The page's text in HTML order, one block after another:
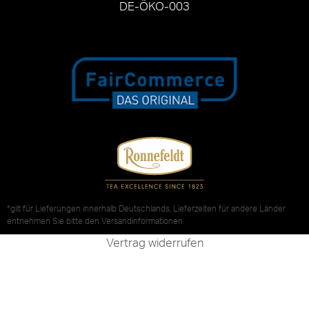
DE-ÖKO-003
*gilt für Lieferungen innerhalb Deutschlands, Lieferzeiten für andere Länder
entnehmen Sie bitte den Versandinformationen
Vertrag widerrufen